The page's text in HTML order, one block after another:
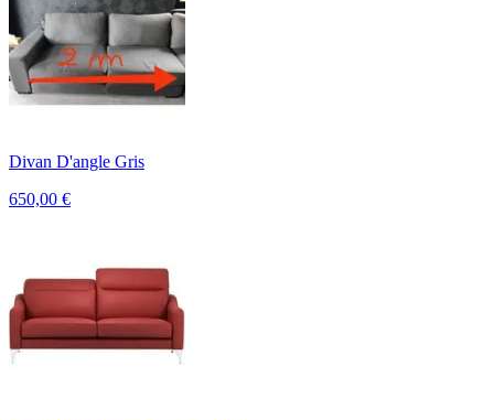
Divan D'angle Gris
650,00 €